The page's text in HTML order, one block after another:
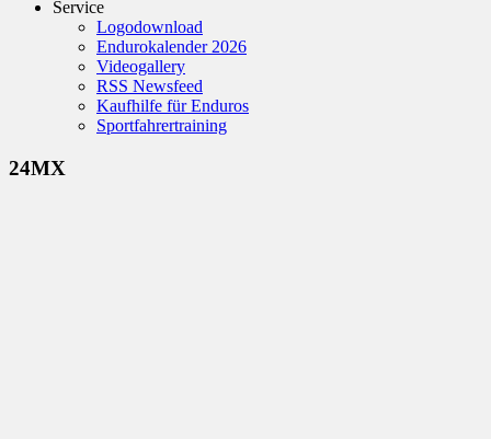
Service
Logodownload
Endurokalender 2026
Videogallery
RSS Newsfeed
Kaufhilfe für Enduros
Sportfahrertraining
24MX